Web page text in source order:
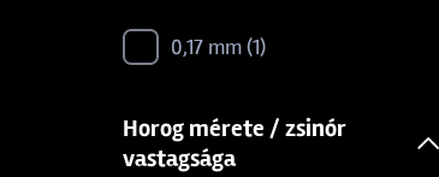
DAM
0,17 mm 1
Horog mérete / zsinór
vastagsága